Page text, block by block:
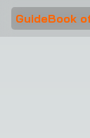
GuideBook